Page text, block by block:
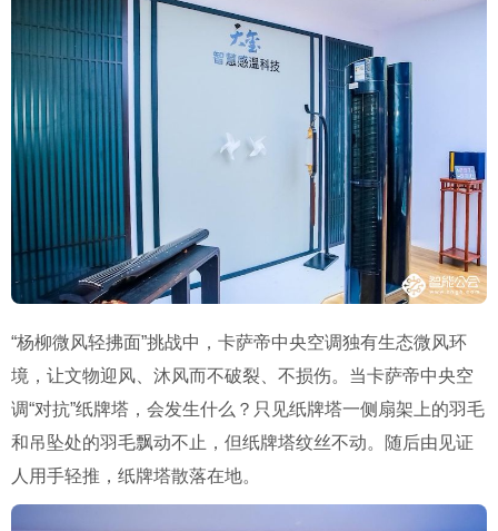
“杨柳微风轻拂面”挑战中，卡萨帝中央空调独有生态微风环
境，让文物迎风、沐风而不破裂、不损伤。 当卡萨帝中央空
调“对抗”纸牌塔，会发生什么？只见纸牌塔一侧扇架上的羽毛
和吊坠处的羽毛飘动不止，但纸牌塔纹丝不动。随后由见证
人用手轻推，纸牌塔散落在地。